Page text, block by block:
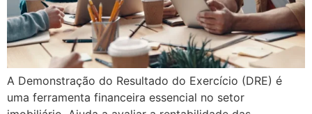
A Demonstração do Resultado do Exercício (DRE) é
uma ferramenta financeira essencial no setor